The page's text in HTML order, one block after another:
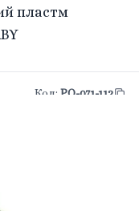
пластм
Код: PO-071-112